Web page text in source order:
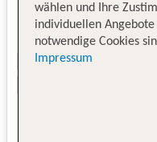
wählen und Ihre
individuellen
notwendige Cookies
Impressum